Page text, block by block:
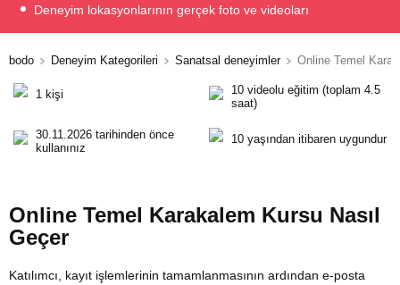
Deneyim lokasyonlarının gerçek foto ve videoları
bodo Deneyim Kategorileri Sanatsal deneyimler Online Temel
1 kişi
10 videolu eğitim (toplam 4.5
saat)
30.11.2026 tarihinden önce
kullanınız
10 yaşından itibaren uygundur
Online Temel Karakalem Kursu Nasıl
Geçer
Katılımcı, kayıt işlemlerinin tamamlanmasının ardından e-posta